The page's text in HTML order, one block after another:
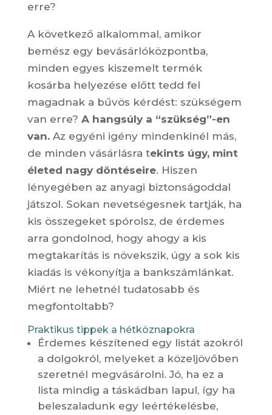
erre?
A következő alkalommal, amikor
bemész egy bevásárlóközpontba,
minden egyes kiszemelt termék
kosárba helyezése előtt tedd fel
magadnak a bűvös kérdést: szükségem
van erre? A hangsúly a “szükség”-en
van.Az egyéni igény mindenkinél más,
de minden vásárlásra tekints úgy, mint
életed nagy döntéseire. Hiszen
lényegében az anyagi biztonságoddal
játszol. Sokan nevetségesnek tartják, ha
kis összegeket spórolsz, de érdemes
arra gondolnod, hogy ahogy a kis
megtakarítás is növekszik, úgy a sok kis
kiadás is vékonyítja a bankszámlánkat.
Miért ne lehetnél tudatosabb és
megfontoltabb?
Praktikus tippek a hétköznapokra
Érdemes készítened egy listát azokról
a dolgokról, melyeket a közeljövőben
szeretnél megvásárolni. Jó, ha ez a
lista mindig a táskádban lapul, így ha
beleszaladunk egy leértékelésbe,